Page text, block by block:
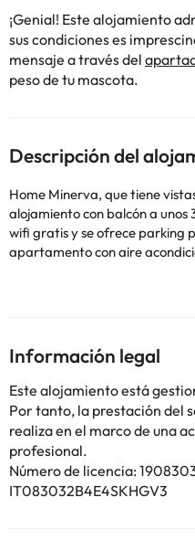
¡Genial! Este alojamiento
sus condiciones es
mensaje a través del
peso de tu mascota.
Descripción del
Home Minerva, que tiene
alojamiento con balcón a unos
wifi gratis y se ofrece parking
apartamento con aire
baño con bidet, ducha y
una zona de comedor y una
aeropuerto (Aeropuerto de
km.
En este alojamiento no se
o soltera ni fiestas similares.
documento de identidad
realizar el registro de entrada.
peticiones especiales están
comportar suplementos. Informa a con antelación
prevista de llegada. Para ello,
Información legal
Este alojamiento está
Por tanto, la prestación del
realiza en el marco de una
profesional.
Número de licencia:
IT083032B4E4SKHGV3